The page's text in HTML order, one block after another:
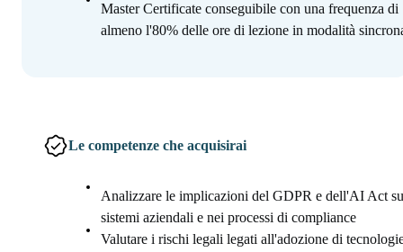
Master Certificate conseguibile con una frequenza di
almeno l'80% delle ore di lezione in modalità
Le competenze che acquisirai
Analizzare le implicazioni del GDPR e dell'AI Act
sistemi aziendali e nei processi di compliance
Valutare i rischi legali legati all'adozione di